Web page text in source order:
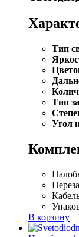
Тип
Тип
Угол
В корзину